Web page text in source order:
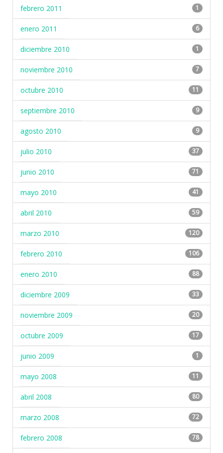
febrero 2011 1
enero 2011 6
diciembre 2010 1
noviembre 2010 7
octubre 2010 11
septiembre 2010 9
agosto 2010 9
julio 2010 37
junio 2010 71
mayo 2010 41
abril 2010 59
marzo 2010 120
febrero 2010 106
enero 2010 88
diciembre 2009 33
noviembre 2009 20
octubre 2009 17
junio 2009 1
mayo 2008 11
abril 2008 80
marzo 2008 72
febrero 2008 78